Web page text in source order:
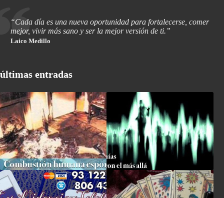
“Cada día es una nueva oportunidad para fortalecerse, comer
mejor, vivir más sano y ser la mejor versión de ti.”
Laico Medillo
últimas entradas